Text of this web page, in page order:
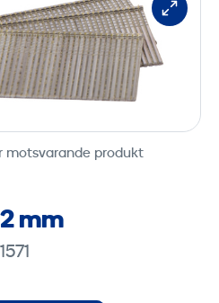
motsvarande produkt
mm